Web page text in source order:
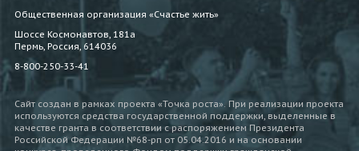
Общественная организация «Счастье жить»
Шоссе Космонавтов, 181а
Пермь, Россия, 614036
8-800-250-33-41
Сайт создан в рамках проекта «Точка роста». При реализации проекта
используются средства государственной поддержки, выделенные в
качестве гранта в соответствии c распоряжением Президента
Российской Федерации №68-рп от 05.04.2016 и на основании